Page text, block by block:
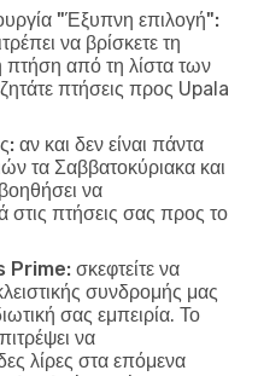
"Έξυπνη επιλογή":
να βρίσκετε τη
πτήση από τη λίστα των
πτήσεις προς Upala
αν και δεν είναι πάντα
τα Σαββατοκύριακα και
να
στις πτήσεις σας προς το
Prime: σκεφτείτε να
συνδρομής μας
σας εμπειρία. Το
να
λίρες στα επόμενα